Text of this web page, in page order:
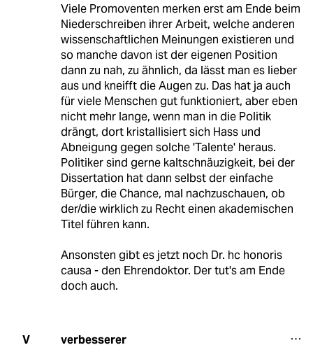
Viele Promoventen merken erst am Ende beim
Niederschreiben ihrer Arbeit, welche anderen
wissenschaftlichen Meinungen existieren und
so manche davon ist der eigenen Position
dann zu nah, zu ähnlich, da lässt man es lieber
aus und kneifft die Augen zu. Das hat ja auch
für viele Menschen gut funktioniert, aber eben
nicht mehr lange, wenn man in die Politik
drängt, dort kristallisiert sich Hass und
Abneigung gegen solche 'Talente' heraus.
Politiker sind gerne kaltschnäuzigkeit, bei der
Dissertation hat dann selbst der einfache
Bürger, die Chance, mal nachzuschauen, ob
der/die wirklich zu Recht einen akademischen
Titel führen kann.
Ansonsten gibt es jetzt noch Dr. hc honoris
causa - den Ehrendoktor. Der tut's am Ende
doch auch.
V verbesserer